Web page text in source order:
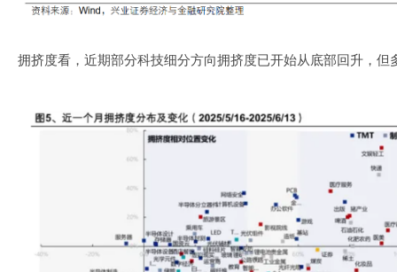
拥挤度看，近期部分科技细分方向拥挤度已开始从底部回升，但